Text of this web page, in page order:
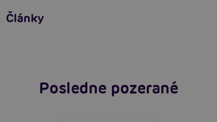
Články
neodolateľne sexy
Čítať viacej
Erotická inteligencia: Príručka Sexiómov
Posledne pozerané